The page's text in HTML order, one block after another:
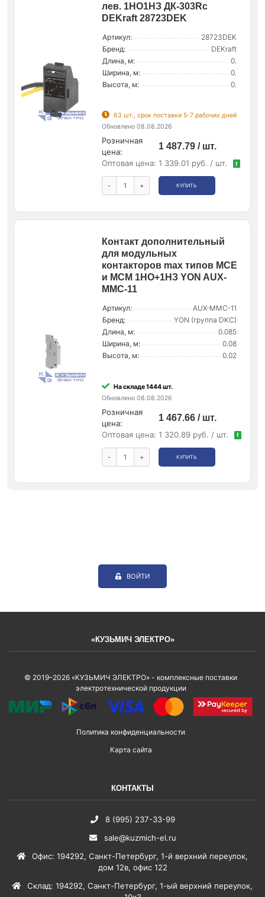
лев. 1НО1НЗ ДК-303Rc
DEKraft 28723DEK
Артикул:
28723DEK
Бренд:
DEKraft
Длина, м:
0.
Ширина, м:
0.
Высота, м:
0.
63 шт., срок поставки 5-7 рабочих дней
Обновлено 08.08.2026
Розничная
цена:
1 487.79 / шт.
Оптовая цена: 1 339.01 руб. / шт. !
- + КУПИТЬ
Контакт дополнительный
для модульных
контакторов max типов MCE
и MCM 1НО+1НЗ YON AUX-
MMC-11
Артикул:
AUX-MMC-11
Бренд:
YON (группа DKC)
Длина, м:
0.085
Ширина, м:
0.08
Высота, м:
0.02
На складе 1444 шт.
Обновлено 08.08.2026
Розничная
цена:
1 467.66 / шт.
Оптовая цена: 1 320.89 руб. / шт. !
- + КУПИТЬ
ВОЙТИ
«КУЗЬМИЧ ЭЛЕКТРО»
© 2019–2026 «КУЗЬМИЧ ЭЛЕКТРО» - комплексные поставки
электротехнической продукции
Политика конфиденциальности
Карта сайта
КОНТАКТЫ
8 (995) 237-33-99
sale@kuzmich-el.ru
Офис: 194292, Санкт-Петербург, 1-й верхний переулок,
дом 12в, офис 122
Склад: 194292, Санкт-Петербург, 1-ый верхний переулок,